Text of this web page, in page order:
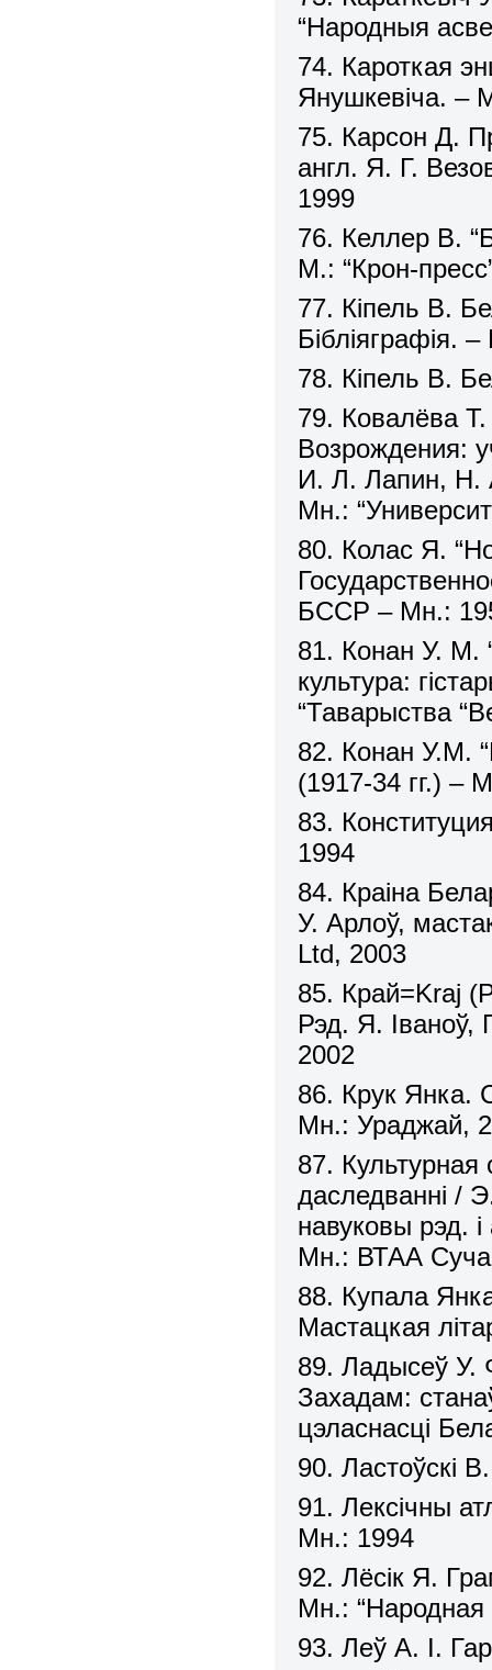
“Народныя
74. Кароткая
Янушкевіча. –
75. Карсон Д.
англ. Я. Г.
1999
76. Келлер В.
М.: “Крон-
77. Кіпель В.
Бібліяграфія.
78. Кіпель В.
79. Ковалёва
Возрождения:
И. Л. Лапин, Н.
Мн.:
80. Колас Я.
БССР – Мн.:
81. Конан У. М.
культура:
“Таварыства
82. Конан У.М.
(1917-34 гг.) –
83.
1994
84. Краіна
У. Арлоў,
Ltd, 2003
85. Край=Kraj
Рэд. Я. Іваноў,
2002
86. Крук Янка.
Мн.: Ураджай,
87.
даследванні /
навуковы рэд.
Мн.: ВТАА
88. Купала
Мастацкая
89. Ладысеў У.
Захадам:
цэласнасці
90. Ластоўскі
91. Лексічны
Мн.: 1994
92. Лёсік Я.
Мн.: “Народная
93. Леў А. І.